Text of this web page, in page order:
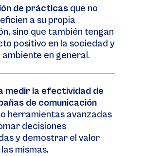
de prácticas que no
a su propia
sino que también tengan
positivo en la sociedad y
ambiente en general.
medir la efectividad de
de comunicación
herramientas avanzadas
decisiones
y demostrar el valor
mismas.